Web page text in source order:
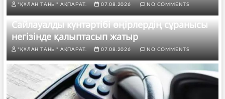
"ҚҰЛАН ТАҢЫ" АҚПАРАТ. 07.08.2026 NO COMMENTS
Сайлауалды күнтәртібі өңірлердің сұранысы
негізінде қалыптасып жатыр
"ҚҰЛАН ТАҢЫ" АҚПАРАТ. 07.08.2026 NO COMMENTS